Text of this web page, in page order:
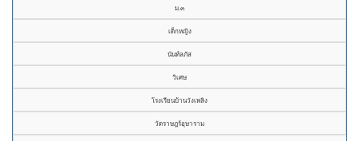
ม.๓
เด็กหญิง
นันท์ลภัส
วิเศษ
โรงเรียนบ้านวังเพลิง
วัดราษฎร์อุษาราม